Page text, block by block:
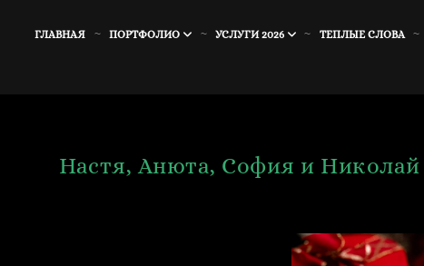
ГЛАВНАЯ ПОРТФОЛИО УСЛУГИ 2026 ТЕПЛЫЕ СЛОВА
Настя, Анюта, София и Николай